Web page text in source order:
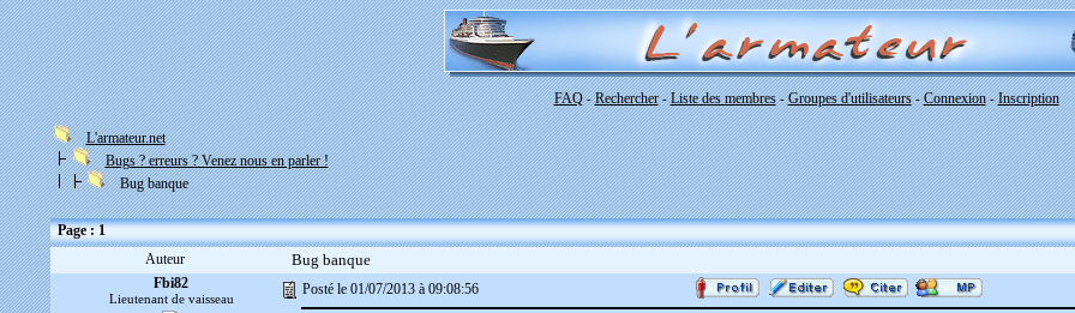
FAQ-Rechercher-Liste des membres-Groupes d'utilisateurs-Connexion-Inscription
L'armateur.net
Bugs ? erreurs ? Venez nous en parler !
Bug banque
Page : 1
Auteur
Bug banque
Fbi82
Lieutenant de vaisseau
Posté le 01/07/2013 à 09:08:56